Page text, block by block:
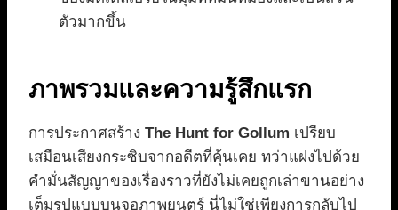
ตัวมากขึ้น
ภาพรวมและความรู้สึกแรก
การประกาศสร้าง The Hunt for Gollum เปรียบ
เสมือนเสียงกระซิบจากอดีตที่คุ้นเคย ทว่าแฝงไปด้วย
คำมั่นสัญญาของเรื่องราวที่ยังไม่เคยถูกเล่าขานอย่าง
เต็มรูปแบบบนจอภาพยนตร์ นี่ไม่ใช่เพียงการกลับไป